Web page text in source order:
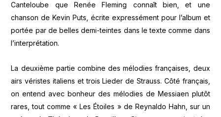
Canteloube que Renée Fleming connaît bien, et une
chanson de Kevin Puts, écrite expressément pour l’album et
portée par de belles demi-teintes dans le texte comme dans
l’interprétation.
La deuxième partie combine des mélodies françaises, deux
airs véristes italiens et trois Lieder de Strauss. Côté français,
on entend avec bonheur des mélodies de Messiaen plutôt
rares, tout comme « Les Étoiles » de Reynaldo Hahn, sur un